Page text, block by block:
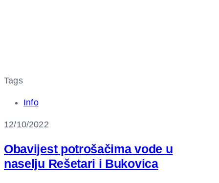
Tags
Info
12/10/2022
Obavijest potrošačima vode u
naselju Rešetari i Bukovica